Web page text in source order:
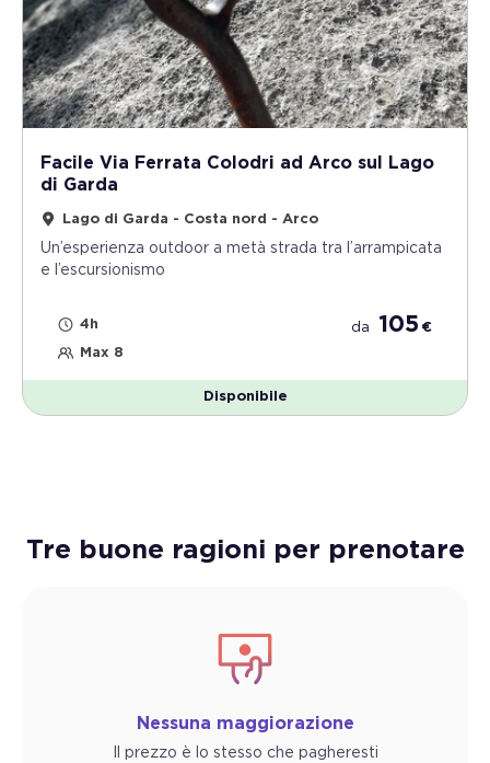
Facile Via Ferrata Colodri ad Arco sul Lago
di Garda
Lago di Garda - Costa nord - Arco
Un’esperienza outdoor a metà strada tra l’arrampicata
e l’escursionismo
4h
Max 8
da 105 €
Disponibile
Tre buone ragioni per prenotare
Nessuna maggiorazione
Il prezzo è lo stesso che pagheresti